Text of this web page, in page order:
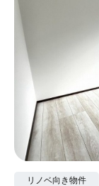
リノベ向き物件